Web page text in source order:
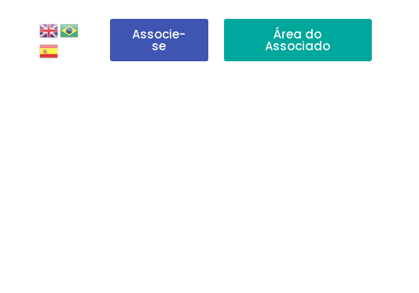
Associe-
se
Área do
Associado